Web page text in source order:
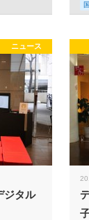
ニュース
ジタル